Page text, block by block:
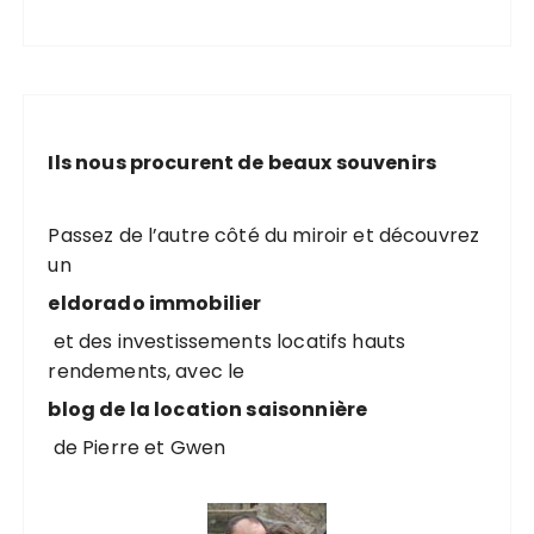
Ils nous procurent de beaux souvenirs
Passez de l’autre côté du miroir et découvrez
un
eldorado immobilier
et des investissements locatifs hauts
rendements, avec le
blog de la location saisonnière
de Pierre et Gwen